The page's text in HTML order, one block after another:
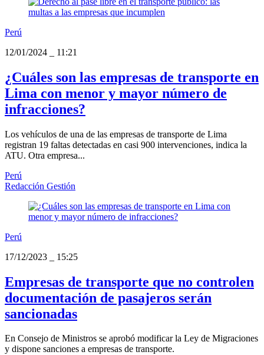
Perú
12/01/2024
11:21
¿Cuáles son las empresas de transporte en
Lima con menor y mayor número de
infracciones?
Los vehículos de una de las empresas de transporte de Lima
registran 19 faltas detectadas en casi 900 intervenciones, indica la
ATU. Otra empresa...
Perú
Redacción Gestión
Perú
17/12/2023
15:25
Empresas de transporte que no controlen
documentación de pasajeros serán
sancionadas
En Consejo de Ministros se aprobó modificar la Ley de Migraciones
y dispone sanciones a empresas de transporte.